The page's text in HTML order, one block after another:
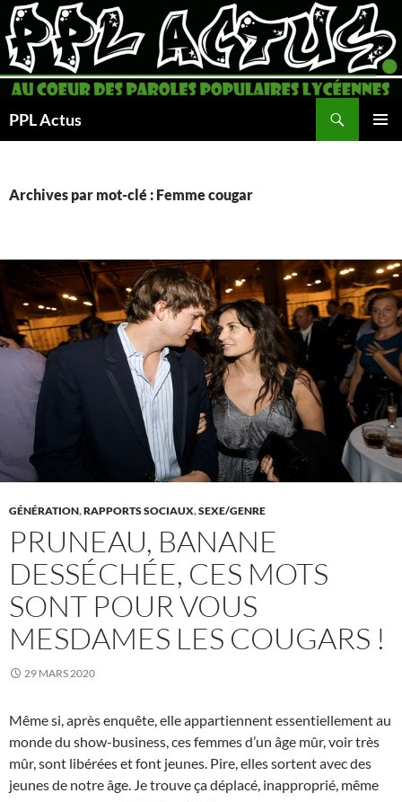
Aller
au
contenu
PPL Actus
Archives par mot-clé : Femme cougar
GÉNÉRATION,RAPPORTS SOCIAUX,SEXE/GENRE
PRUNEAU, BANANE
DESSÉCHÉE, CES MOTS
SONT POUR VOUS
MESDAMES LES COUGARS !
29 MARS 2020
Même si, après enquête, elle appartiennent essentiellement au
monde du show-business, ces femmes d’un âge mûr, voir très
mûr, sont libérées et font jeunes. Pire, elles sortent avec des
jeunes de notre âge. Je trouve ça déplacé, inapproprié, même